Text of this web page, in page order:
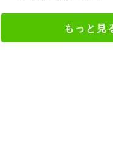
もっと見